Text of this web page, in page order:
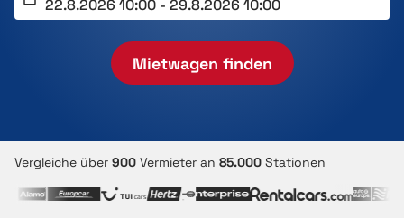
Mietwagen finden
Vergleiche über 900 Vermieter an 85.000 Stationen